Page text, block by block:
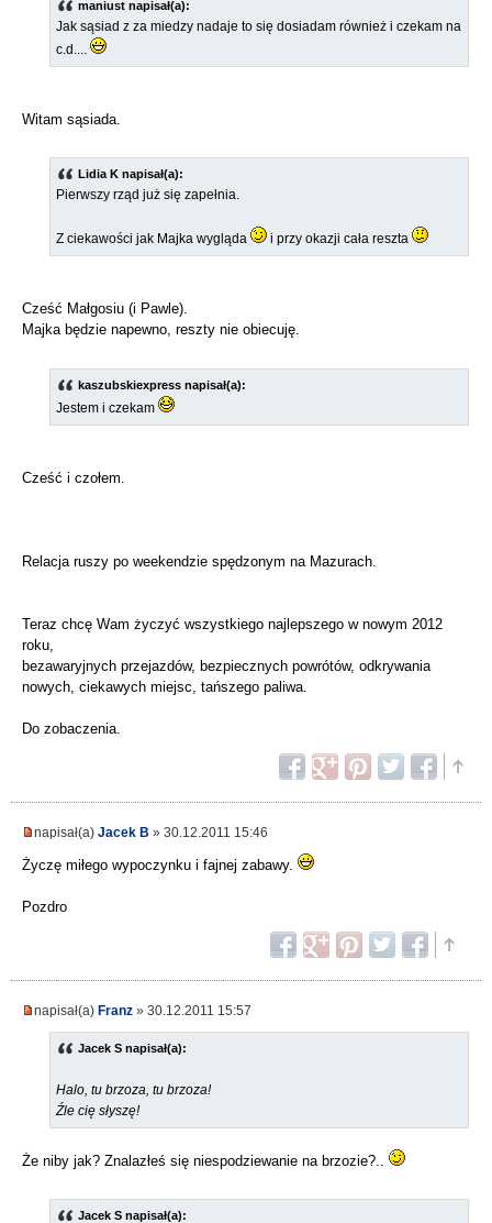
maniust napisał(a):
Jak sąsiad z za miedzy nadaje to się dosiadam również i czekam na
c.d....
Witam sąsiada.
Lidia K napisał(a):
Pierwszy rząd już się zapełnia.
Z ciekawości jak Majka wygląda i przy okazji cała reszta
Cześć Małgosiu (i Pawle).
Majka będzie napewno, reszty nie obiecuję.
kaszubskiexpress napisał(a):
Jestem i czekam
Cześć i czołem.
Relacja ruszy po weekendzie spędzonym na Mazurach.
Teraz chcę Wam życzyć wszystkiego najlepszego w nowym 2012
roku,
bezawaryjnych przejazdów, bezpiecznych powrótów, odkrywania
nowych, ciekawych miejsc, tańszego paliwa.
Do zobaczenia.
napisał(a) Jacek B » 30.12.2011 15:46
Życzę miłego wypoczynku i fajnej zabawy.
Pozdro
napisał(a) Franz » 30.12.2011 15:57
Jacek S napisał(a):
Halo, tu brzoza, tu brzoza!
Źle cię słyszę!
Że niby jak? Znalazłeś się niespodziewanie na brzozie?..
Jacek S napisał(a):